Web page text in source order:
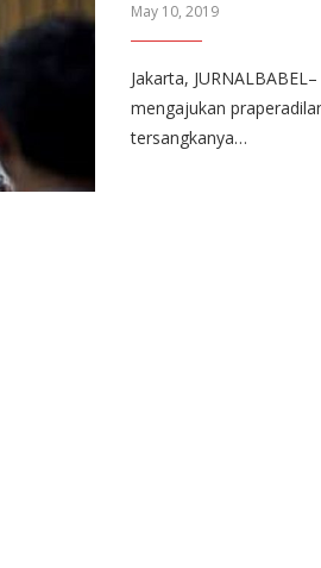
May 10, 2019
Jakarta,
mengajukan
tersangkanya…